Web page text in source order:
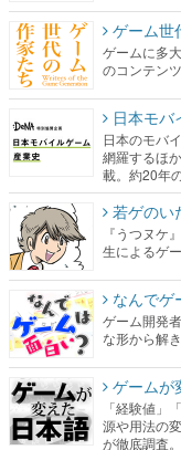
ゲーム世
ゲームに多
のコンテン
日本モバ
日本のモバ
網羅するほ
載。約20年
若ゲのい
『うつヌケ
生によるゲ
なんでゲ
ゲーム開発
な形から解
ゲームが
「経験値」
源や用法の
が徹底調査。